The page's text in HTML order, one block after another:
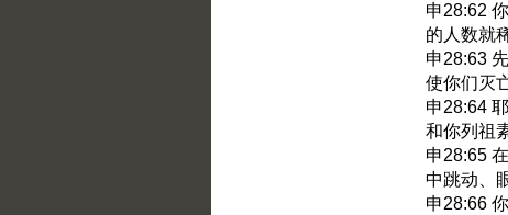
申28:62
的人数就
申28:63
使你们灭
申28:64
和你列祖
申28:65
中跳动、
申28:66